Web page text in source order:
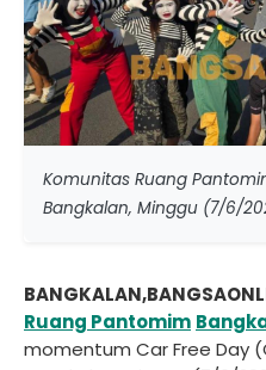
Komunitas Ruang
Bangkalan, Minggu (7/6/
Ruang Pantomim
momentum Car Free Day